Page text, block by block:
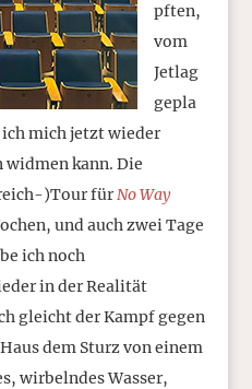
pften,
vom
Jetlag
gepla
ich mich jetzt wieder
widmen kann. Die
)Tour fürNo Way
und auch zwei Tage
ich noch
in der Realität
gleicht der Kampf gegen
dem Sturz von einem
wirbelndes Wasser,